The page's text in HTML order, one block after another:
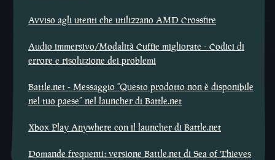
Avviso agli utenti che utilizzano AMD Crossfire
Audio immersivo/Modalità Cuffie migliorate - Codici di
errore e risoluzione dei problemi
Battle.net - Messaggio “Questo prodotto non è disponibile
nel tuo paese” nel launcher di Battle.net
Xbox Play Anywhere con il launcher di Battle.net
Domande frequenti: versione Battle.net di Sea of Thieves